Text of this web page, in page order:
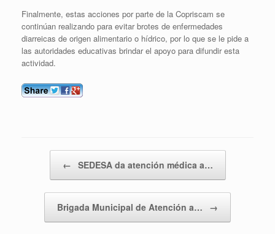
Finalmente, estas acciones por parte de la Copriscam se
continúan realizando para evitar brotes de enfermedades
diarreicas de origen alimentario o hídrico, por lo que se le pide a
las autoridades educativas brindar el apoyo para difundir esta
actividad.
← SEDESA da atención médica a…
Brigada Municipal de Atención a… →